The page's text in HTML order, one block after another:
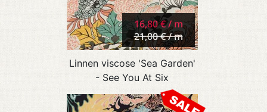
16,80 € / m
21,00 € / m
Linnen viscose 'Sea Garden'
- See You At Six